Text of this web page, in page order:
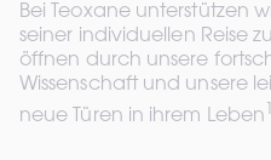
Bei Teoxane unterstützen
seiner individuellen Reise
öffnen durch unsere
Wissenschaft und unsere
neue Türen in ihrem Leben